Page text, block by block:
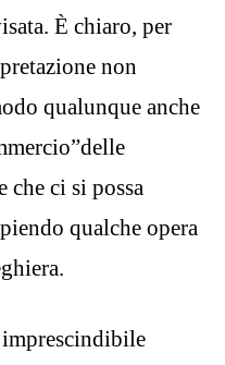
È chiaro, per
non
qualunque anche
ci si possa
qualche opera
imprescindibile